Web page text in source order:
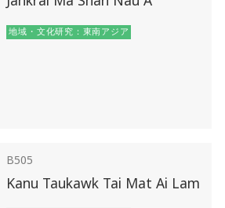
地域・文化研究：東南アジア
B505
Kanu Taukawk Tai Mat Ai Lam